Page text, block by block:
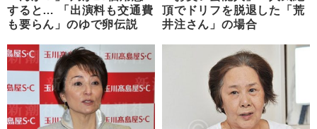
すると… 「出演料も交通費
も要らん」のゆで卵伝説
頂でドリフを脱退した「荒
井注さん」の場合